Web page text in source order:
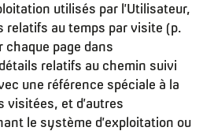
utilisés par l’Utilisateur,
relatifs au temps par visite (p.
chaque page dans
relatifs au chemin suivi
une référence spéciale à la
visitées, et d’autres
le système d’exploitation ou